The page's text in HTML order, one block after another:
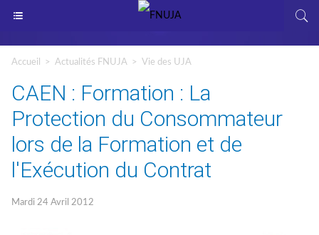
Accueil > Actualités FNUJA > Vie des UJA
CAEN : Formation : La
Protection du Consommateur
lors de la Formation et de
l'Exécution du Contrat
Mardi 24 Avril 2012